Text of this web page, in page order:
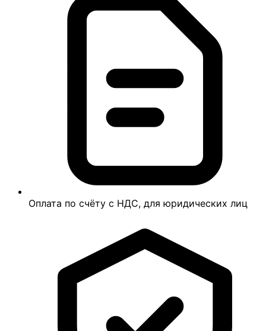
Оплата по счёту с НДС, для юридических лиц